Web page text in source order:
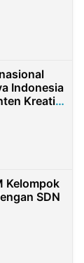
Indonesia
Kreatif
Kelompok
SDN